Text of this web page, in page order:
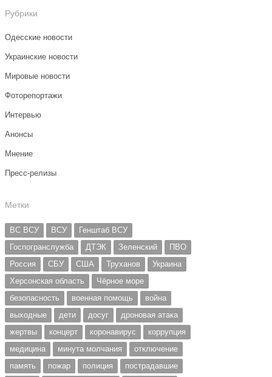
Рубрики
Одесские новости
Украинские новости
Мировые новости
Фоторепортажи
Интервью
Анонсы
Мнение
Пресс-релизы
Метки
ВС ВСУ ВСУ
Генштаб ВСУ
Госпогранслужба
ДТЭК Зеленский
ПВО
Россия
СБУ США Труханов
Украина
Херсонская область
Чёрное море
безопасность
военная помощь
война
выходные
дети досуг
дроновая атака
жертвы
концерт коронавирус
коррупция
медицина
минута молчания
отключение
память
пожар полиция
пострадавшие